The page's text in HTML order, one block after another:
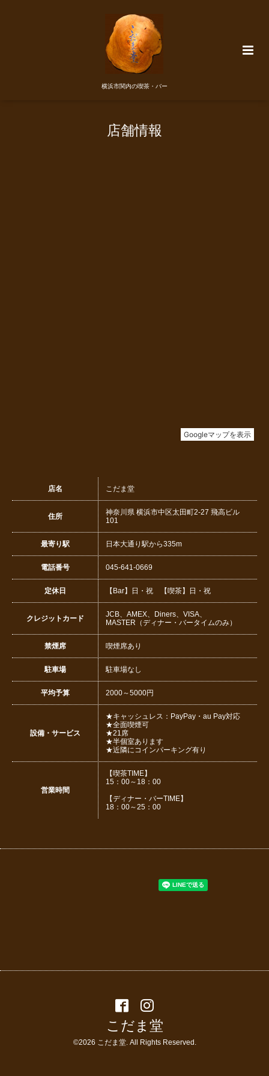
横浜市関内の喫茶・バー
店舗情報
店名 こだま堂
住所
神奈川県 横浜市中区太田町2-27 飛高ビル
101
最寄り駅 日本大通り駅から335m
電話番号 045-641-0669
定休日 【Bar】日・祝 【喫茶】日・祝
クレジットカード
JCB、AMEX、Diners、VISA、
MASTER（ディナー・バータイムのみ）
禁煙席 喫煙席あり
駐車場 駐車場なし
平均予算 2000～5000円
設備・サービス
★キャッシュレス：PayPay・au Pay対応
★全面喫煙可
★21席
★半個室あります
★近隣にコインパーキング有り
営業時間
【喫茶TIME】
15：00～18：00
【ディナー・バーTIME】
18：00～25：00
こだま堂
©2026 こだま堂. All Rights Reserved.